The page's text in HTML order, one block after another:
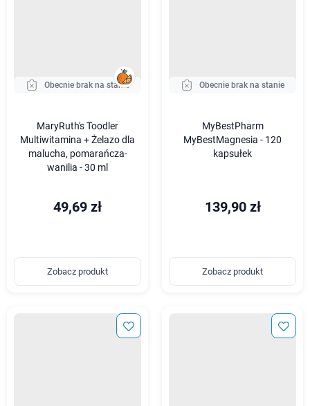
Obecnie brak na stanie
MaryRuth's Toodler
Multiwitamina + Żelazo dla
malucha, pomarańcza-
wanilia - 30 ml
49,69 zł
Zobacz produkt
Obecnie brak na stanie
MyBestPharm
MyBestMagnesia - 120
kapsułek
139,90 zł
Zobacz produkt